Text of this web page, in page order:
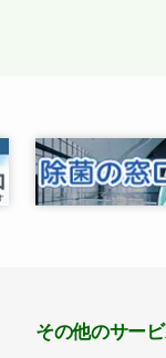
その他のサー